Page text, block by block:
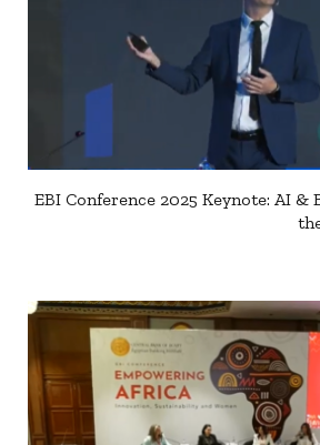
EBI Conference 2025 Keynote: AI